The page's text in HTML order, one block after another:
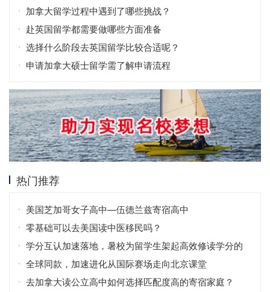
加拿大留学过程中遇到了哪些挑战？
赴英国留学都需要做哪些方面准备
选择什么阶段去英国留学比较合适呢？
申请加拿大硕士留学需了解申请流程
热门推荐
美国芝加哥女子高中—伍德兰兹寄宿高中
零基础可以去美国读中医移民吗？
学分互认加速落地，暑校为留学生架起高效修读学分的
桥梁
全球同款，加速进化从国际赛场走向北京课堂
去加拿大读公立高中如何选择匹配度高的寄宿家庭？